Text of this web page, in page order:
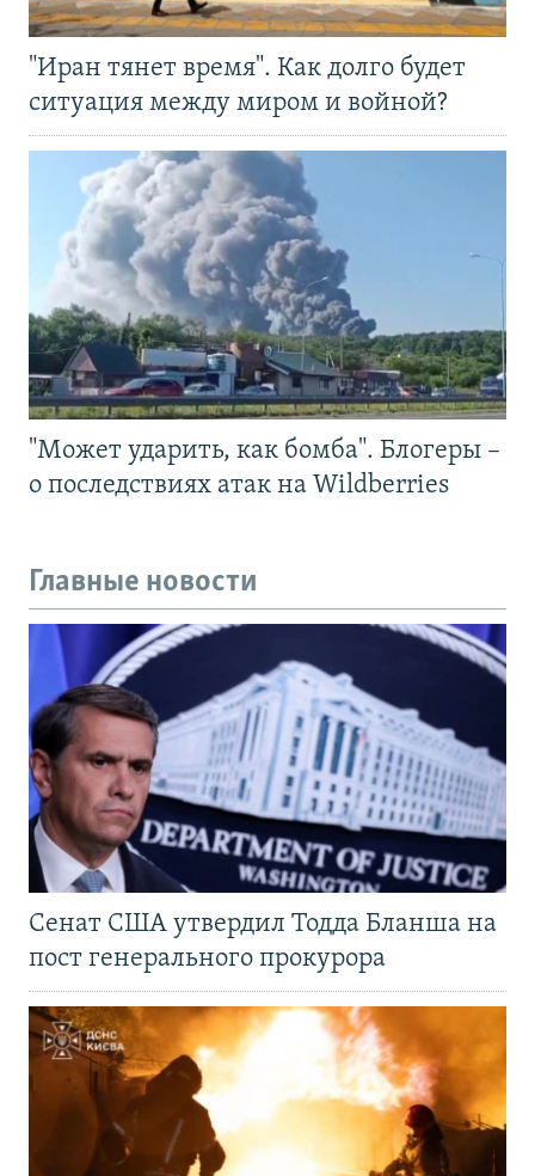
"Иран тянет время". Как долго будет
ситуация между миром и войной?
"Может ударить, как бомба". Блогеры –
о последствиях атак на Wildberries
Главные новости
Сенат США утвердил Тодда Бланша на
пост генерального прокурора